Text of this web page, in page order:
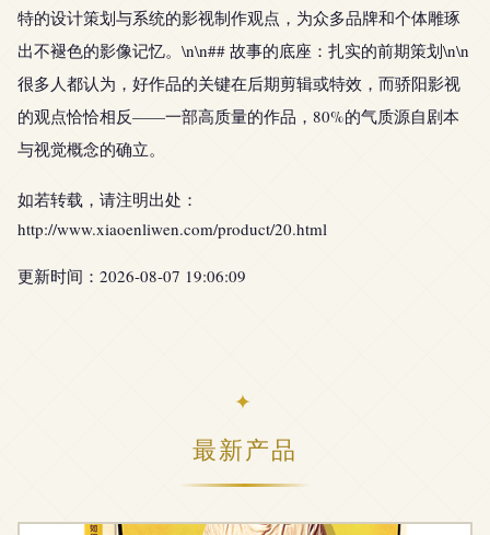
特的设计策划与系统的影视制作观点，为众多品牌和个体雕琢
出不褪色的影像记忆。\n\n## 故事的底座：扎实的前期策划\n\n
很多人都认为，好作品的关键在后期剪辑或特效，而骄阳影视
的观点恰恰相反——一部高质量的作品，80%的气质源自剧本
与视觉概念的确立。
如若转载，请注明出处：
http://www.xiaoenliwen.com/product/20.html
更新时间：2026-08-07 19:06:09
最新产品